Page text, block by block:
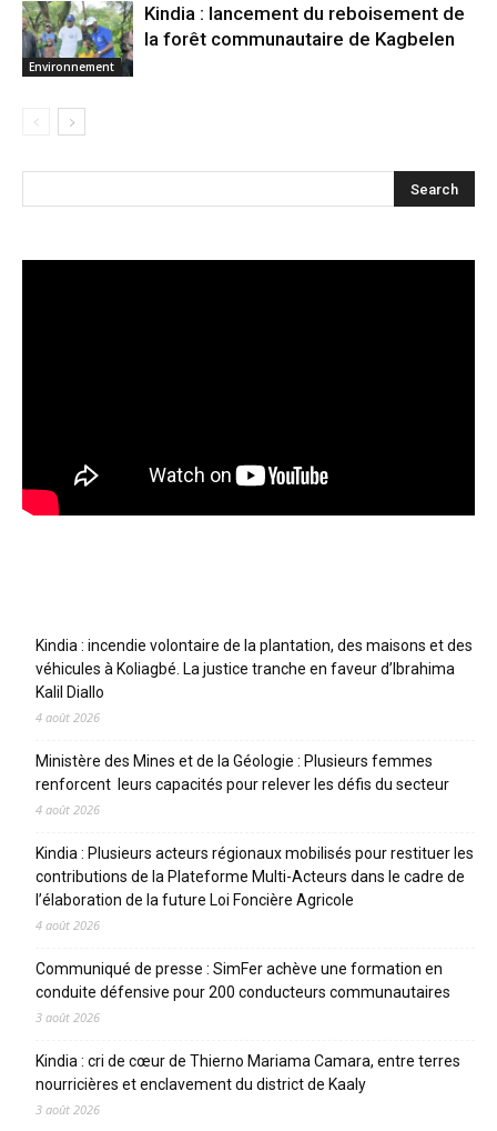
Environnement
Kindia : lancement du reboisement de
la forêt communautaire de Kagbelen
Kindia : incendie volontaire de la plantation, des maisons et des
véhicules à Koliagbé. La justice tranche en faveur d’Ibrahima
Kalil Diallo
4 août 2026
Ministère des Mines et de la Géologie : Plusieurs femmes
renforcent leurs capacités pour relever les défis du secteur
4 août 2026
Kindia : Plusieurs acteurs régionaux mobilisés pour restituer les
contributions de la Plateforme Multi-Acteurs dans le cadre de
l’élaboration de la future Loi Foncière Agricole
4 août 2026
Communiqué de presse : SimFer achève une formation en
conduite défensive pour 200 conducteurs communautaires
3 août 2026
Kindia : cri de cœur de Thierno Mariama Camara, entre terres
nourricières et enclavement du district de Kaaly
3 août 2026